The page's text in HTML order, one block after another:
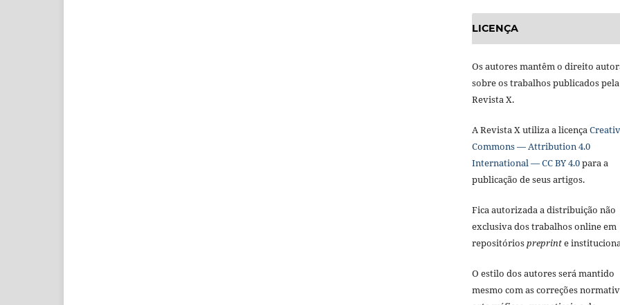
LICENÇA
Os autores mantêm o direito
sobre os trabalhos publicados pela
Revista X.
A Revista X utiliza a licença
Commons — Attribution 4.0
International — CC BY 4.0para a
publicação de seus artigos.
Fica autorizada a distribuição não
exclusiva dos trabalhos online em
repositóriospreprinte
O estilo dos autores será mantido
mesmo com as correções